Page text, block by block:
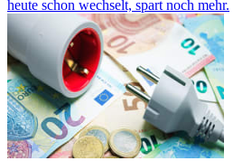
heute schon wechselt, spart noch mehr.